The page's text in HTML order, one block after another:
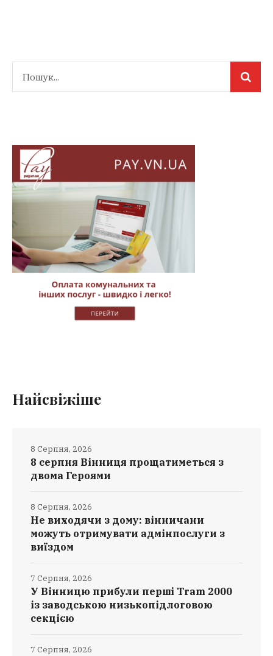
Найсвіжіше
8 серпня Вінниця прощатиметься з
двома Героями
8 Серпня, 2026
Не виходячи з дому: вінничани
можуть отримувати адмінпослуги з
виїздом
8 Серпня, 2026
У Вінницю прибули перші Tram 2000
із заводською низькопідлоговою
секцією
7 Серпня, 2026
7 Серпня, 2026